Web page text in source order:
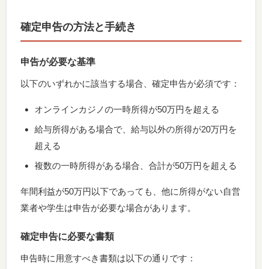
確定申告の方法と手続き
申告が必要な基準
以下のいずれかに該当する場合、確定申告が必須です：
オンラインカジノの一時所得が50万円を超える
給与所得がある場合で、給与以外の所得が20万円を
超える
複数の一時所得がある場合、合計が50万円を超える
年間利益が50万円以下であっても、他に所得がない自営
業者や学生は申告が必要な場合があります。
確定申告に必要な書類
申告時に用意すべき書類は以下の通りです：